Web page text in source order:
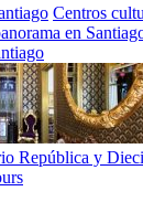
Centros
en
República y